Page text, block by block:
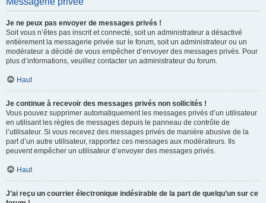
Je ne peux pas envoyer de messages privés !
Soit vous n’êtes pas inscrit et connecté, soit un administrateur a désactivé
entièrement la messagerie privée sur le forum, soit un administrateur ou un
modérateur a décidé de vous empêcher d’envoyer des messages privés. Pour
plus d’informations, veuillez contacter un administrateur du forum.
Haut
Je continue à recevoir des messages privés non sollicités !
Vous pouvez supprimer automatiquement les messages privés d’un utilisateur
en utilisant les règles de messages depuis le panneau de contrôle de
l’utilisateur. Si vous recevez des messages privés de manière abusive de la
part d’un autre utilisateur, rapportez ces messages aux modérateurs. Ils
peuvent empêcher un utilisateur d’envoyer des messages privés.
Haut
J’ai reçu un courrier électronique indésirable de la part de quelqu’un sur ce